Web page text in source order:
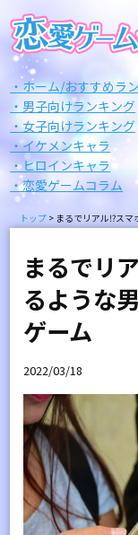
・ホーム/おすすめラ
・男子向けランキング
・女子向けランキング
・イケメンキャラ
・ヒロインキャラ
・恋愛ゲームコラム
トップ> まるでリアル⁉スマ
まるでリ
るような
ゲーム
2022/03/18